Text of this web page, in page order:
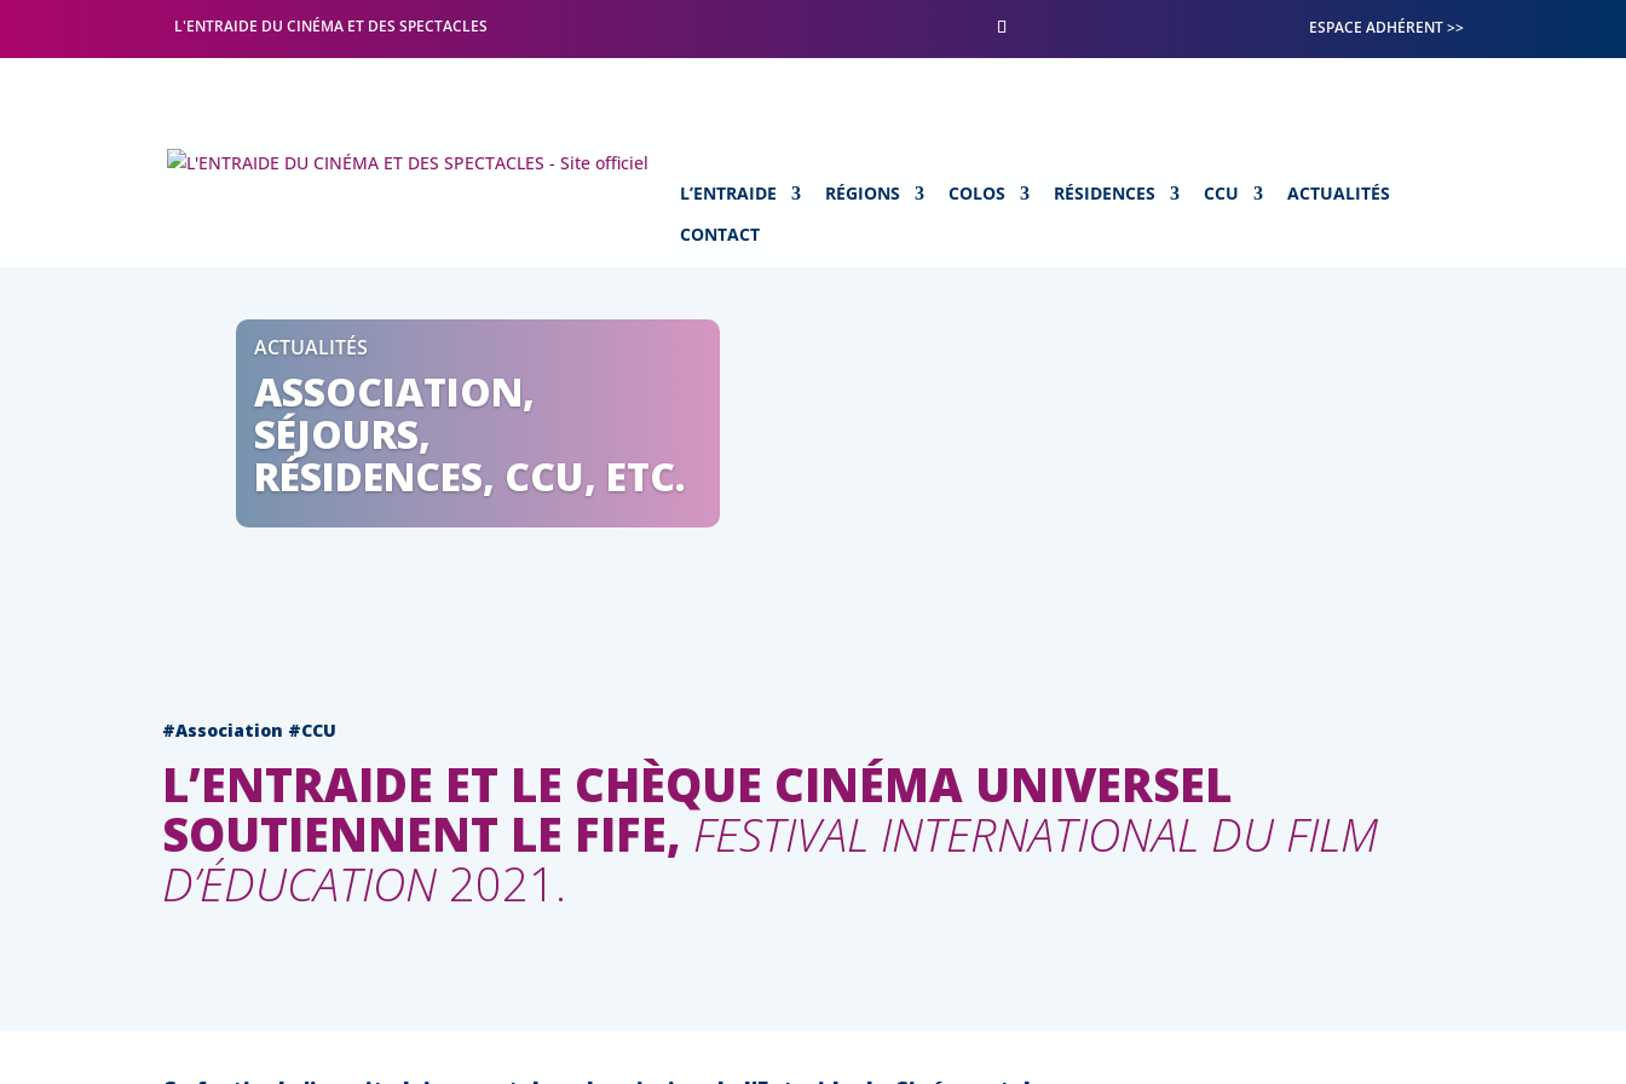
L'ENTRAIDE DU CINÉMA ET DES SPECTACLES ESPACE ADHÉRENT >>
L’ENTRAIDE RÉGIONS COLOS RÉSIDENCES CCU
ACTUALITÉS
CONTACT
ACTUALITÉS
ASSOCIATION,
SÉJOURS,
RÉSIDENCES, CCU, ETC.
#Association #CCU
L’ENTRAIDE ET LE CHÈQUE CINÉMA UNIVERSEL
SOUTIENNENT LE FIFE, FESTIVAL INTERNATIONAL DU FILM
D’ÉDUCATION 2021.